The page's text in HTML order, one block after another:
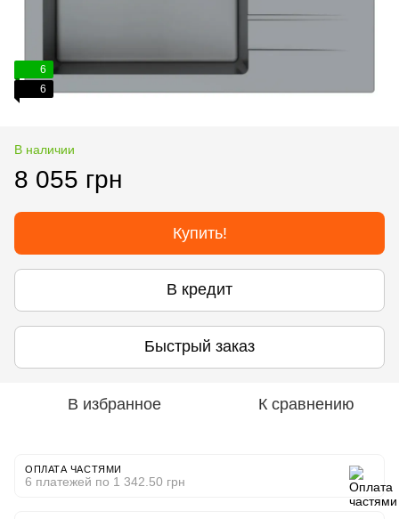
6
6
В наличии
8 055 грн
Купить!
В кредит
Быстрый заказ
В избранное К сравнению
ОПЛАТА ЧАСТЯМИ
6 платежей по 1 342.50 грн